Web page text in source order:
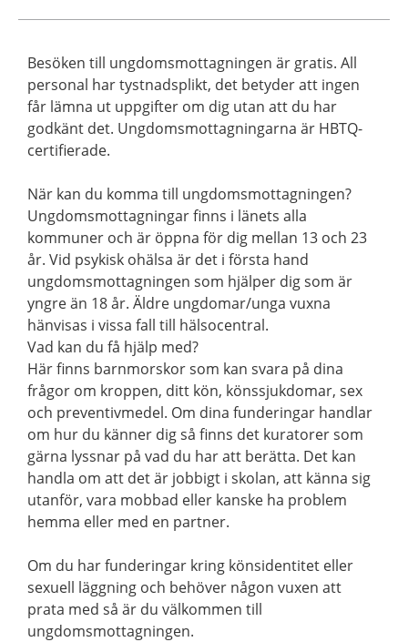
Besöken till ungdomsmottagningen är gratis. All
personal har tystnadsplikt, det betyder att ingen
får lämna ut uppgifter om dig utan att du har
godkänt det. Ungdomsmottagningarna är HBTQ-
certifierade.
När kan du komma till ungdomsmottagningen?
Ungdomsmottagningar finns i länets alla
kommuner och är öppna för dig mellan 13 och 23
år. Vid psykisk ohälsa är det i första hand
ungdomsmottagningen som hjälper dig som är
yngre än 18 år. Äldre ungdomar/unga vuxna
hänvisas i vissa fall till hälsocentral.
Vad kan du få hjälp med?
Här finns barnmorskor som kan svara på dina
frågor om kroppen, ditt kön, könssjukdomar, sex
och preventivmedel. Om dina funderingar handlar
om hur du känner dig så finns det kuratorer som
gärna lyssnar på vad du har att berätta. Det kan
handla om att det är jobbigt i skolan, att känna sig
utanför, vara mobbad eller kanske ha problem
hemma eller med en partner.
Om du har funderingar kring könsidentitet eller
sexuell läggning och behöver någon vuxen att
prata med så är du välkommen till
ungdomsmottagningen.